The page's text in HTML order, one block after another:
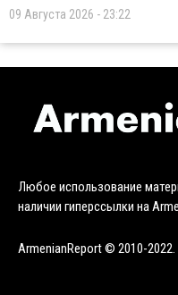
09 Августа 2026 - 23:22
Любое использование
наличии гиперссылки на
ArmenianReport © 2010-